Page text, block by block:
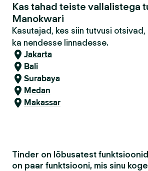
Kas tahad teiste vallalistega
Manokwari
Kasutajad, kes siin tutvusi
ka nendesse linnadesse.
Jakarta
Bali
Surabaya
Medan
Makassar
Tinder on lõbusatest
on paar funktsiooni, mis sinu